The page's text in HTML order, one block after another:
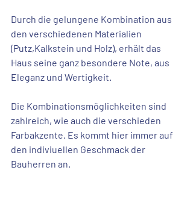
Durch die gelungene Kombination aus
den verschiedenen Materialien
(Putz,Kalkstein und Holz), erhält das
Haus seine ganz besondere Note, aus
Eleganz und Wertigkeit.
Die Kombinationsmöglichkeiten sind
zahlreich, wie auch die verschieden
Farbakzente. Es kommt hier immer auf
den indiviuellen Geschmack der
Bauherren an.